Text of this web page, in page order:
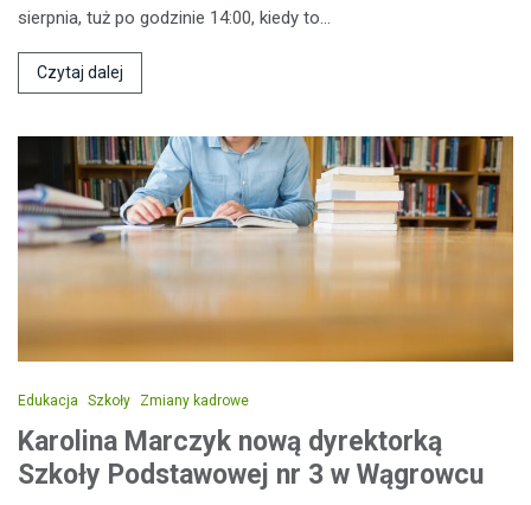
sierpnia, tuż po godzinie 14:00, kiedy to…
Czytaj dalej
Edukacja Szkoły Zmiany kadrowe
Karolina Marczyk nową dyrektorką
Szkoły Podstawowej nr 3 w Wągrowcu